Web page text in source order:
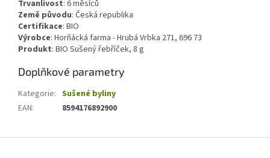
Trvanlivost: 6 měsíců
Země původu: Česká republika
Certifikace: BIO
Výrobce: Horňácká farma - Hrubá Vrbka 271, 696 73
Produkt: BIO Sušený řebříček, 8 g
Doplňkové parametry
Kategorie: Sušené byliny
EAN: 8594176892900